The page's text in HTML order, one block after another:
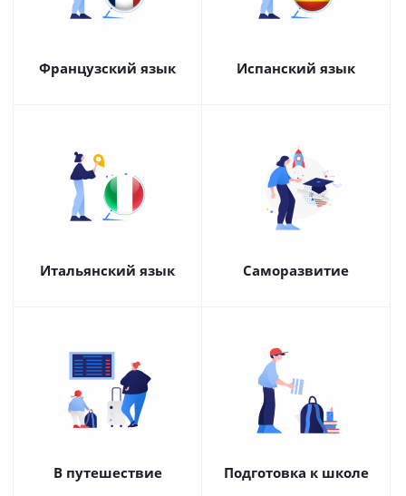
Французский язык Испанский язык
Итальянский язык Саморазвитие
В путешествие Подготовка к школе